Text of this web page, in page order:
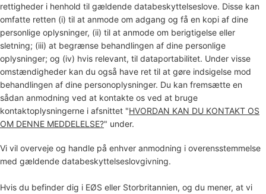
rettigheder i henhold til gældende databeskyttelseslove. Disse kan
omfatte retten (i) til at anmode om adgang og få en kopi af dine
personlige oplysninger, (ii) til at anmode om berigtigelse eller
sletning; (iii) at begrænse behandlingen af dine personlige
oplysninger; og (iv) hvis relevant, til dataportabilitet. Under visse
omstændigheder kan du også have ret til at gøre indsigelse mod
behandlingen af dine personoplysninger. Du kan fremsætte en
sådan anmodning ved at kontakte os ved at bruge
kontaktoplysningerne i afsnittet "HVORDAN KAN DU KONTAKT OS
OM DENNE MEDDELELSE?" under.
Vi vil overveje og handle på enhver anmodning i overensstemmelse
med gældende databeskyttelseslovgivning.
Hvis du befinder dig i EØS eller Storbritannien, og du mener, at vi